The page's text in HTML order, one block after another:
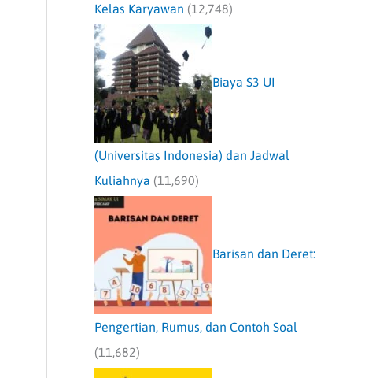
Kelas Karyawan (12,748)
Biaya S3 UI
(Universitas Indonesia) dan Jadwal
Kuliahnya (11,690)
Barisan dan Deret:
Pengertian, Rumus, dan Contoh Soal
(11,682)